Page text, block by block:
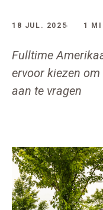
18 JUL. 2025 1
Fulltime
ervoor kiezen
aan te vragen